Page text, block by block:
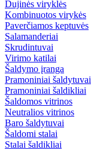
Dujinės viryklės
Kombinuotos virykės
Paverčiamos keptuvės
Salamanderiai
Skrudintuvai
Virimo katilai
Šaldymo įranga
Pramoniniai šaldytuvai
Pramoniniai šaldikliai
Šaldomos vitrinos
Neutralios vitrinos
Baro šaldytuvai
Šaldomi stalai
Stalai šaldikliai